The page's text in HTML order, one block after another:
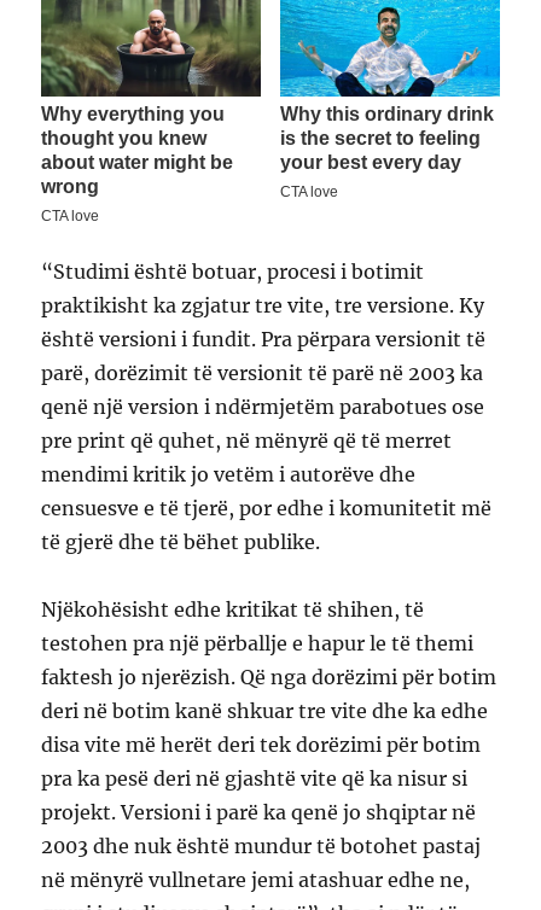
“Studimi është botuar, procesi i botimit
praktikisht ka zgjatur tre vite, tre versione. Ky
është versioni i fundit. Pra përpara versionit të
parë, dorëzimit të versionit të parë në 2003 ka
qenë një version i ndërmjetëm parabotues ose
pre print që quhet, në mënyrë që të merret
mendimi kritik jo vetëm i autorëve dhe
censuesve e të tjerë, por edhe i komunitetit më
të gjerë dhe të bëhet publike.
Njëkohësisht edhe kritikat të shihen, të
testohen pra një përballje e hapur le të themi
faktesh jo njerëzish. Që nga dorëzimi për botim
deri në botim kanë shkuar tre vite dhe ka edhe
disa vite më herët deri tek dorëzimi për botim
pra ka pesë deri në gjashtë vite që ka nisur si
projekt. Versioni i parë ka qenë jo shqiptar në
2003 dhe nuk është mundur të botohet pastaj
në mënyrë vullnetare jemi atashuar edhe ne,